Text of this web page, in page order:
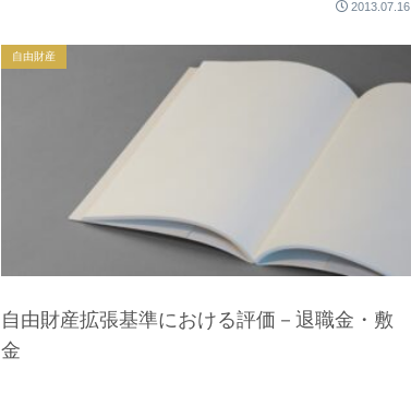
2013.07.16
自由財産
自由財産拡張基準における評価－退職金・敷
金